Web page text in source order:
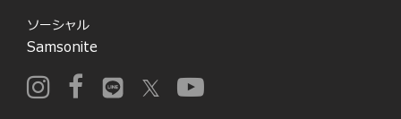
ソーシャル
Samsonite